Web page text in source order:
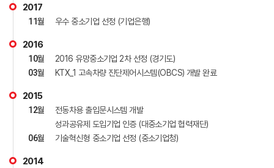
2017
11월 우수 중소기업 선정 (기업은행)
2016
10월
2016 유망중소기업 2차 선정 (경기도)
03월 KTX_1 고속차량 진단제어시스템(OBCS) 개발 완료
2015
12월
전동차용 출입문시스템 개발
성과공유제 도입기업 인증 (대중소기업 협력재단)
06월 기술혁신형 중소기업 선정 (중소기업청)
2014